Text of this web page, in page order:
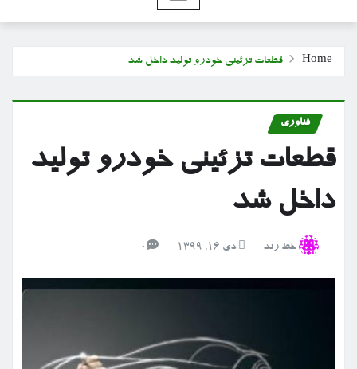
Home قطعات تزئینی خودرو تولید داخل شد
فناوری
قطعات تزئینی خودرو تولید
داخل شد
خط رند دی ۱۶, ۱۳۹۹ 0